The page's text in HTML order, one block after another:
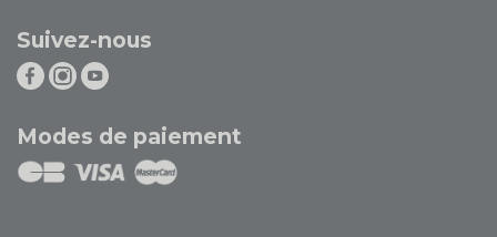
Suivez-nous
Modes de paiement